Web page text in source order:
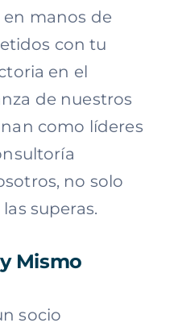
manos de
con tu
en el
de nuestros
como líderes
no solo
superas.
Mismo
socio